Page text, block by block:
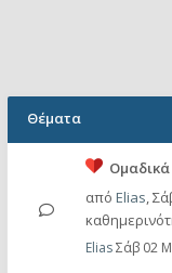
Θέματα
από Elias,
EliasΣάβ 02